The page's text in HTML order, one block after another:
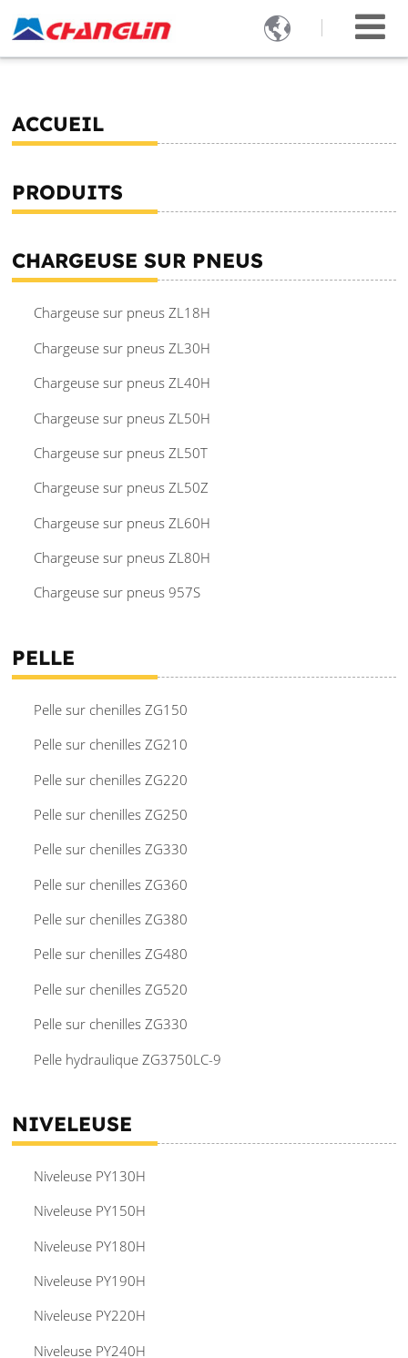

ACCUEIL
PRODUITS
CHARGEUSE SUR PNEUS
Chargeuse sur pneus ZL18H
Chargeuse sur pneus ZL30H
Chargeuse sur pneus ZL40H
Chargeuse sur pneus ZL50H
Chargeuse sur pneus ZL50T
Chargeuse sur pneus ZL50Z
Chargeuse sur pneus ZL60H
Chargeuse sur pneus ZL80H
Chargeuse sur pneus 957S
PELLE
Pelle sur chenilles ZG150
Pelle sur chenilles ZG210
Pelle sur chenilles ZG220
Pelle sur chenilles ZG250
Pelle sur chenilles ZG330
Pelle sur chenilles ZG360
Pelle sur chenilles ZG380
Pelle sur chenilles ZG480
Pelle sur chenilles ZG520
Pelle sur chenilles ZG330
Pelle hydraulique ZG3750LC-9
NIVELEUSE
Niveleuse PY130H
Niveleuse PY150H
Niveleuse PY180H
Niveleuse PY190H
Niveleuse PY220H
Niveleuse PY240H